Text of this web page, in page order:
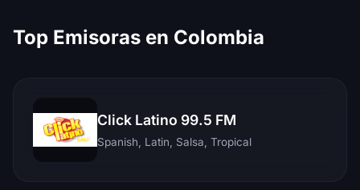
Top Emisoras en Colombia
Click Latino 99.5 FM
Spanish, Latin, Salsa, Tropical